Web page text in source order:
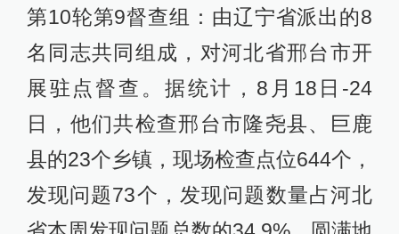
第10轮第9督查组：由辽宁省派出的8
名同志共同组成，对河北省邢台市开
展驻点督查。据统计，8月18日-24
日，他们共检查邢台市隆尧县、巨鹿
县的23个乡镇，现场检查点位644个，
发现问题73个，发现问题数量占河北